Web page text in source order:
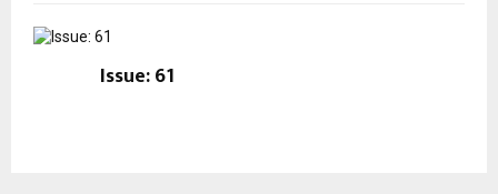
Issue: 61